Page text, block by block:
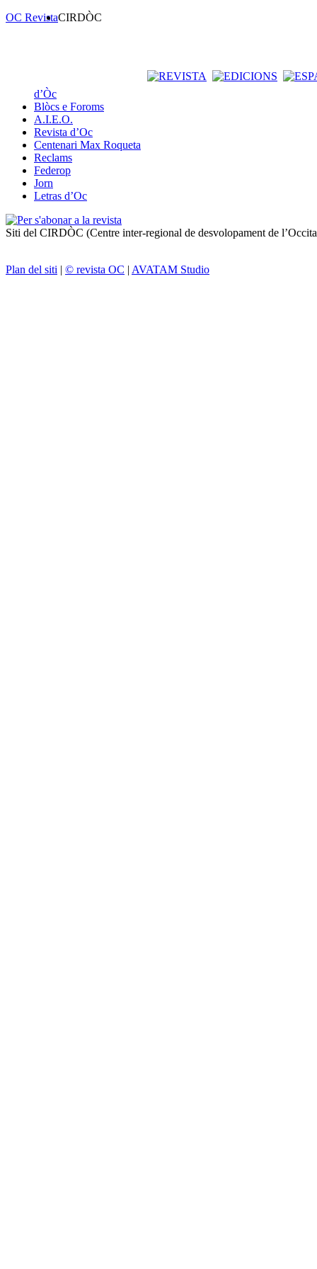
OC RevistaCIRDÒC
d’Òc
Blòcs e Foroms
A.I.E.O.
Revista d’Oc
Centenari Max Roqueta
Reclams
Federop
Jorn
Letras d’Oc
Siti del CIRDÒC (Centre inter-regional de desvolopament de
Plan del siti | © revista OC | AVATAM Studio